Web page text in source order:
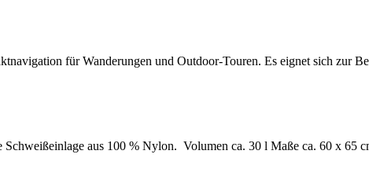
für Wanderungen und Outdoor-Touren. Es eignet sich zur
aus 100 % Nylon. Volumen ca. 30 l Maße ca. 60 x 65